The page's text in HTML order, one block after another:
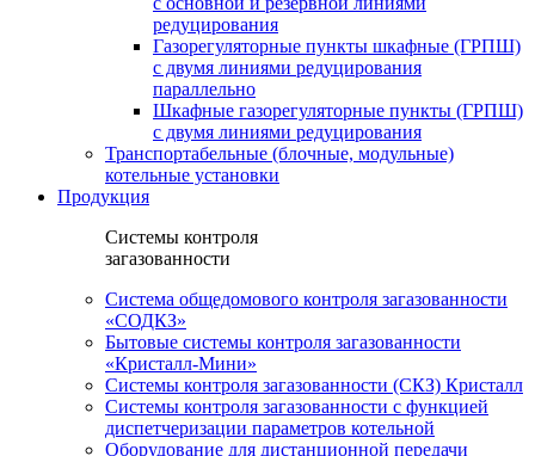
редуцирования
Газорегуляторные пункты шкафные (ГРПШ)
с двумя линиями редуцирования
параллельно
Шкафные газорегуляторные пункты (ГРПШ)
c двумя линиями редуцирования
Транспортабельные (блочные, модульные)
котельные установки
Продукция
Системы контроля
загазованности
Система общедомового контроля загазованности
«СОДКЗ»
Бытовые системы контроля загазованности
«Кристалл-Мини»
Системы контроля загазованности (СКЗ) Кристалл
Системы контроля загазованности с функцией
диспетчеризации параметров котельной
Оборудование для дистанционной передачи